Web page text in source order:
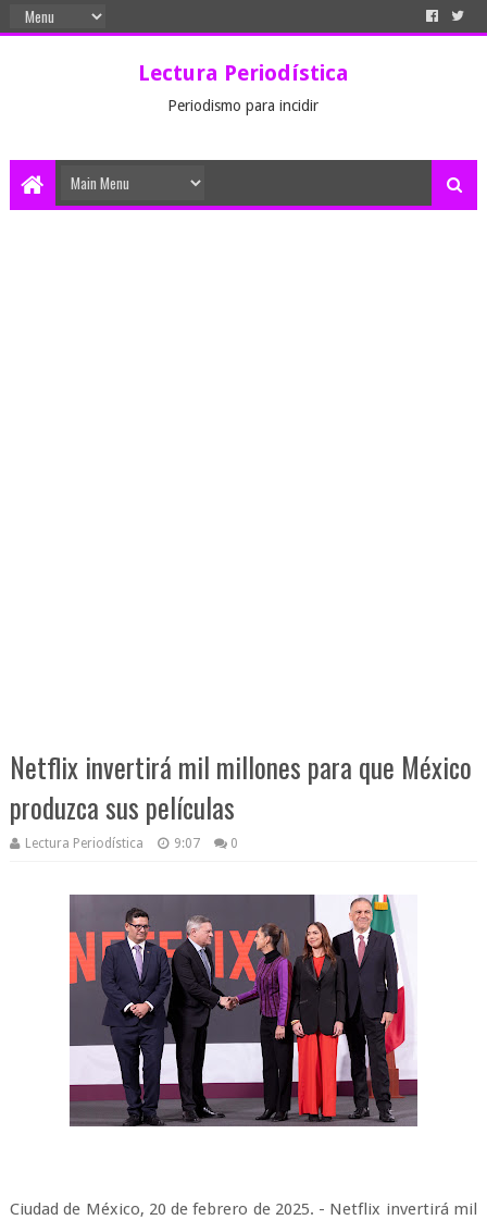
Lectura Periodística
Periodismo para incidir
Netflix invertirá mil millones para que México
produzca sus películas
Lectura Periodística 9:07 0
Ciudad de México, 20 de febrero de 2025. - Netflix invertirá mil